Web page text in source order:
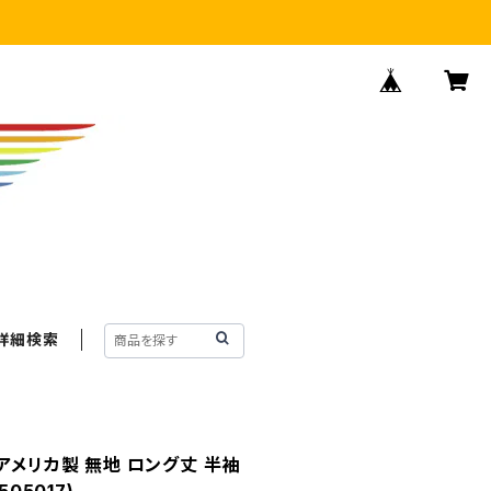
細検索
リカ製 無地 ロング丈 半袖